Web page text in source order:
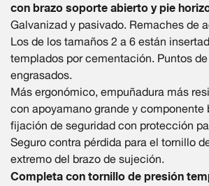
con brazo soporte abierto y pie
Galvanizad y pasivado. Remaches de
Los de los tamaños 2 a 6 están
templados por cementación. Puntos
engrasados.
Más ergonómico, empuñadura más
con apoyamano grande y componente
fijación de seguridad con protección
Seguro contra pérdida para el tornillo
extremo del brazo de sujeción.
Completa con tornillo de presión